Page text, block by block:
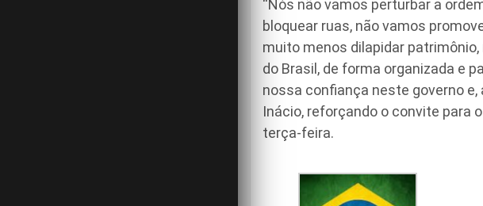
“Nós não vamos perturbar a
bloquear ruas, não vamos
muito menos dilapidar
do Brasil, de forma organizada e
nossa confiança neste governo e,
Inácio, reforçando o convite para
terça-feira.